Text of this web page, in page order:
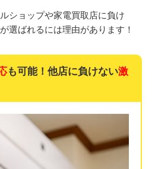
ショップや家電買取店に負け
選ばれるには理由があります！
も可能！他店に負けない激